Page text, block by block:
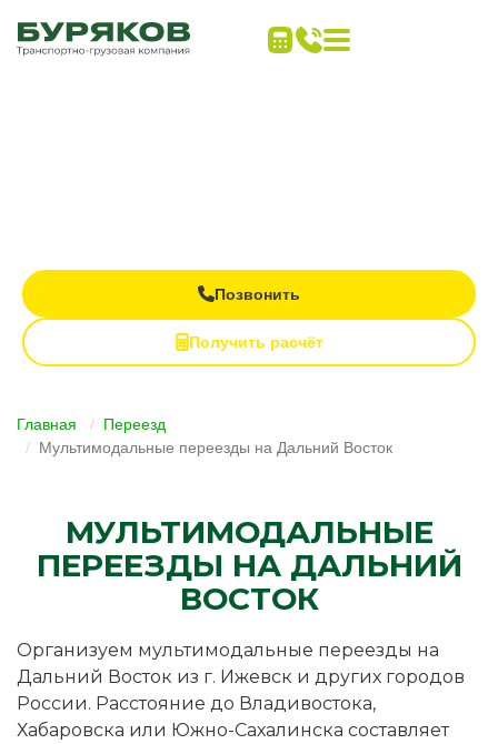
Позвонить
Получить расчёт
Главная
Переезд
Мультимодальные переезды на Дальний Восток
МУЛЬТИМОДАЛЬНЫЕ
ПЕРЕЕЗДЫ НА ДАЛЬНИЙ
ВОСТОК
Организуем мультимодальные переезды на
Дальний Восток из г. Ижевск и других городов
России. Расстояние до Владивостока,
Хабаровска или Южно-Сахалинска составляет